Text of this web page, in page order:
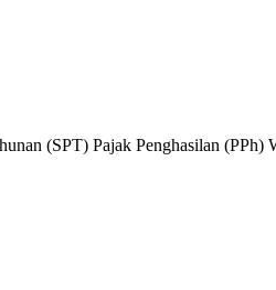
(SPT) Pajak Penghasilan